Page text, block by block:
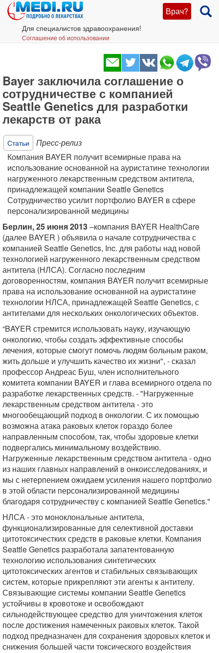
Врач?
Для специалистов здравоохранения!
Соглашение об использовании
Bayer заключила соглашение о
сотрудничестве с компанией
Seattle Genetics для разработки
лекарств от рака
Статьи
Пресс-релиз
Компания BAYER получит всемирные права на
использование основанной на ауристатине технологии
нагруженного лекарственным средством антитела,
принадлежащей компании Seattle Genetics
Сотрудничество усилит портфолио BAYER в сфере
персонализированной медицины
Берлин, 25 июня 2013–компания BAYER HealthCare
(далее BAYER ) объявила о начале сотрудничества с
компанией Seattle Genetics, Inc. для работы над новой
технологией нагруженного лекарственным средством
антитела (НЛСА). Согласно последним
договоренностям, компания BAYER получит всемирные
права на использование основанной на ауристатине
технологии НЛСА, принадлежащей Seattle Genetics, с
антителами для нескольких онкологических объектов.
“BAYER стремится использовать науку, изучающую
онкологию, чтобы создать эффективные способы
лечения, которые смогут помочь людям больным раком,
жить дольше и улучшить качество их жизни", - сказал
профессор Андреас Буш, член исполнительного
комитета компании BAYER и глава всемирного отдела по
разработке лекарственных средств. - "Нагруженные
лекарственным средством антитела - это
многообещающий подход в онкологии. С их помощью
возможна атака раковых клеток гораздо более
направленным способом, так, чтобы здоровые клетки
подвергались минимальному воздействию.
Нагруженные лекарственным средством антитела - одно
из наших главных направлений в онкоисследованиях, и
мы с нетерпением ожидаем усиления нашего портфолио
в этой области персонализированной медицины
благодаря сотрудничеству с компанией Seattle Genetics."
НЛСА - это моноклональные антитела,
функционализированные для селективной доставки
цитотоксичестких средств в раковые клетки. Компания
Seattle Genetics разработала запатентованную
технологию использования синтетических
цитотоксических агентов и стабильных связывающих
систем, которые прикрепляют эти агенты к антителу.
Связывающие системы компании Seattle Genetics
устойчивы в кровотоке и освобождают
сильнодействующее средство для уничтожения клеток
после достижения намеченных раковых клеток. Такой
подход предназначен для сохранения здоровых клеток и
снижения большей части токсического воздействия